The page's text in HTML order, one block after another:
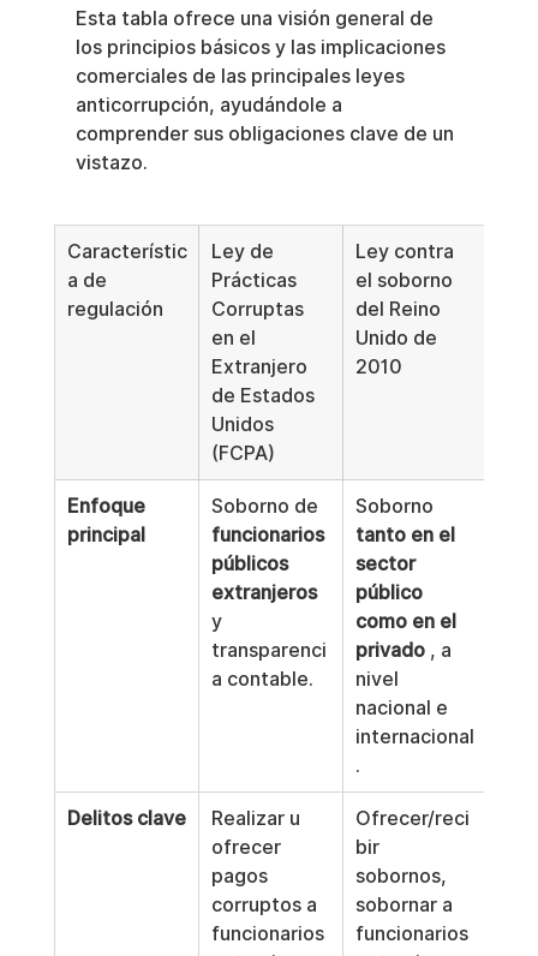
Esta tabla ofrece una visión general de
los principios básicos y las implicaciones
comerciales de las principales leyes
anticorrupción, ayudándole a
comprender sus obligaciones clave de un
vistazo.
Característic
a de
regulación
Ley de
Prácticas
Corruptas
en el
Extranjero
de Estados
Unidos
(FCPA)
Ley contra
el soborno
del Reino
Unido de
2010
Enfoque
principal
Soborno de
funcionarios
públicos
extranjeros
y
transparenci
a contable.
Soborno
tanto en el
sector
público
como en el
privado , a
nivel
nacional e
internacional
.
Delitos clave
Realizar u
ofrecer
pagos
corruptos a
funcionarios
Ofrecer/reci
bir
sobornos,
sobornar a
funcionarios